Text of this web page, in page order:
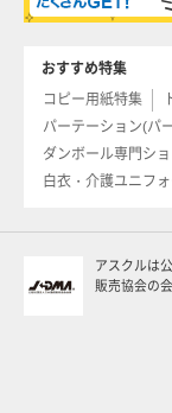
おすすめ特集
コピー用紙特集
パーテーション(パ
ダンボール専門シ
白衣・介護ユニフ
アスクルは
販売協会の